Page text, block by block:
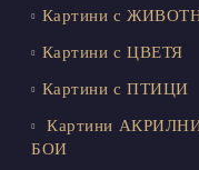
Картини с
Картини с ЦВЕТЯ
Картини с ПТИЦИ
Картини
БОИ